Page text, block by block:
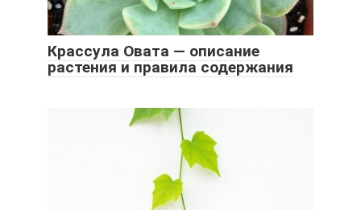
Крассула Овата — описание
растения и правила содержания